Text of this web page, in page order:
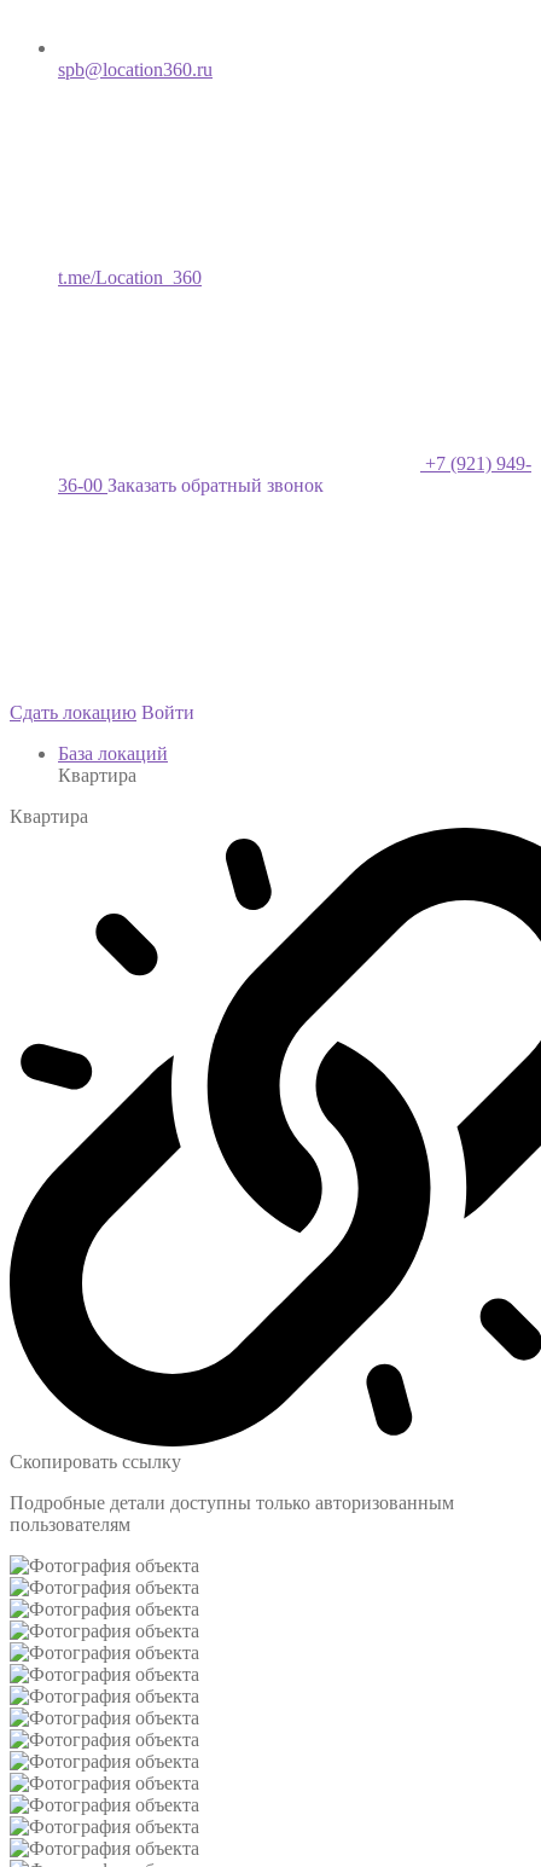
spb@location360.ru
t.me/Location_360
+7 (921) 949-
36-00 Заказать обратный звонок
Сдать локацию Войти
База локаций
Квартира
Квартира
Скопировать ссылку
Подробные детали доступны только авторизованным
пользователям